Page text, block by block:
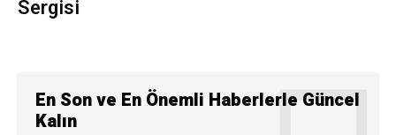
Sergisi
En Son ve En Önemli Haberlerle Güncel
Kalın